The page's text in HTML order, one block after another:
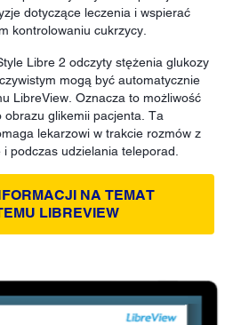
dotyczące leczenia i wspierać
kontrolowaniu cukrzycy.
Libre 2 odczyty stężenia glukozy
mogą być automatycznie
LibreView. Oznacza to możliwość
obrazu glikemii pacjenta. Ta
lekarzowi w trakcie rozmów z
podczas udzielania teleporad.
NA TEMAT
LIBREVIEW